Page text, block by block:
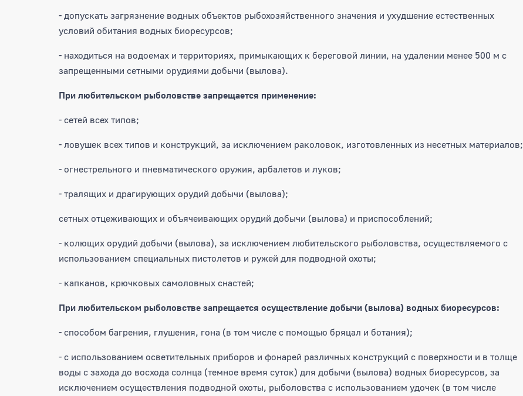
- допускать загрязнение водных объектов рыбохозяйственного значения и ухудшение естественных
условий обитания водных биоресурсов;
- находиться на водоемах и территориях, примыкающих к береговой линии, на удалении менее 500 м с
запрещенными сетными орудиями добычи (вылова).
При любительском рыболовстве запрещается применение:
- сетей всех типов;
- ловушек всех типов и конструкций, за исключением раколовок, изготовленных из несетных материалов;
- огнестрельного и пневматического оружия, арбалетов и луков;
- тралящих и драгирующих орудий добычи (вылова);
сетных отцеживающих и объячеивающих орудий добычи (вылова) и приспособлений;
- колющих орудий добычи (вылова), за исключением любительского рыболовства, осуществляемого с
использованием специальных пистолетов и ружей для подводной охоты;
- капканов, крючковых самоловных снастей;
При любительском рыболовстве запрещается осуществление добычи (вылова) водных биоресурсов:
- способом багрения, глушения, гона (в том числе с помощью бряцал и ботания);
- с использованием осветительных приборов и фонарей различных конструкций с поверхности и в толще
воды с захода до восхода солнца (темное время суток) для добычи (вылова) водных биоресурсов, за
исключением осуществления подводной охоты, рыболовства с использованием удочек (в том числе